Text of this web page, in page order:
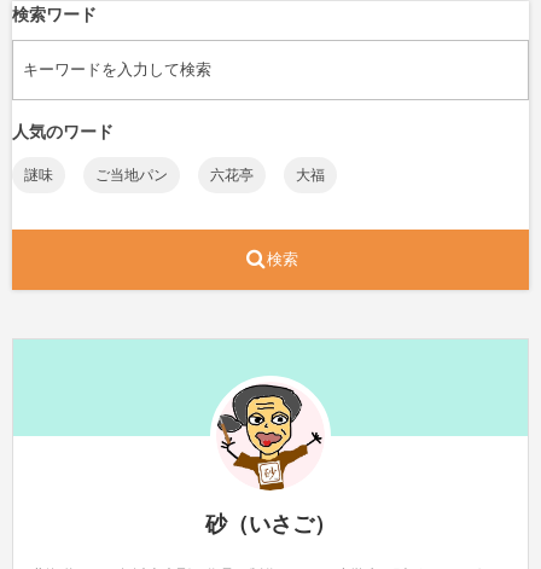
検索ワード
人気のワード
謎味 ご当地パン 六花亭 大福
検索
砂（いさご）